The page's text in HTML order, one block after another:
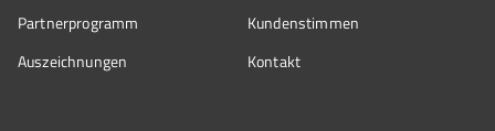
Partnerprogramm
Auszeichnungen
Kundenstimmen
Kontakt